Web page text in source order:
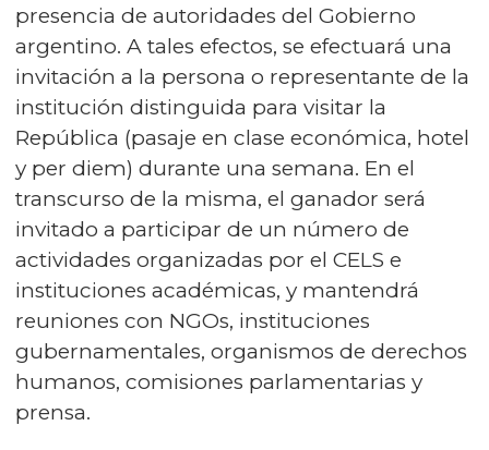
presencia de autoridades del Gobierno
argentino. A tales efectos, se efectuará una
invitación a la persona o representante de la
institución distinguida para visitar la
República (pasaje en clase económica, hotel
y per diem) durante una semana. En el
transcurso de la misma, el ganador será
invitado a participar de un número de
actividades organizadas por el CELS e
instituciones académicas, y mantendrá
reuniones con NGOs, instituciones
gubernamentales, organismos de derechos
humanos, comisiones parlamentarias y
prensa.